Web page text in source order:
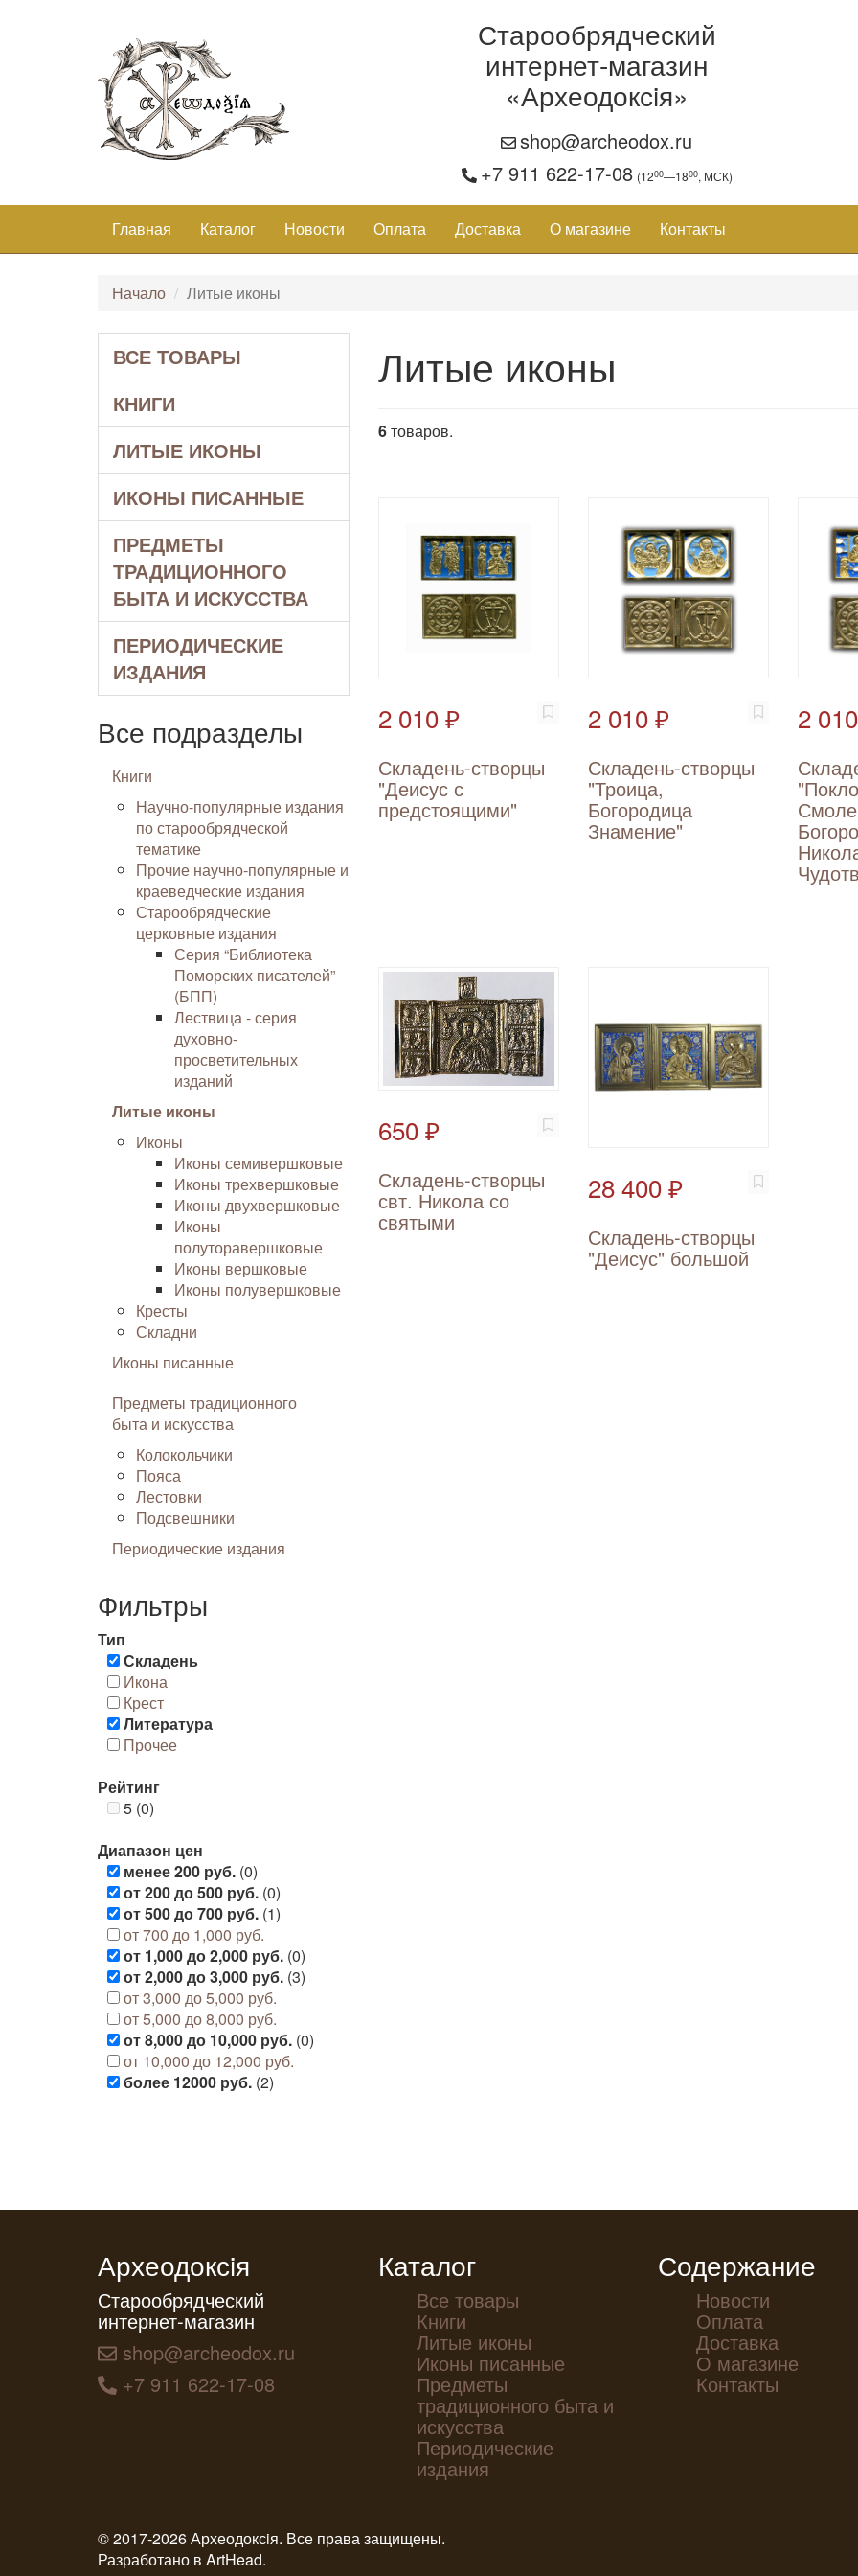
Старообрядческий
интернет-магазин
«Археодоксiя»
shop@archeodox.ru
+7 911 622-17-08 (1200—1800, МСК)
Главная Каталог Новости Оплата Доставка О магазине Контакты
Начало Литые иконы
ВСЕ ТОВАРЫ
КНИГИ
ЛИТЫЕ ИКОНЫ
ИКОНЫ ПИСАННЫЕ
ПРЕДМЕТЫ
ТРАДИЦИОННОГО
БЫТА И ИСКУССТВА
ПЕРИОДИЧЕСКИЕ
ИЗДАНИЯ
Все подразделы
Книги
Научно-популярные издания
по старообрядческой
тематике
Прочие научно-популярные и
краеведческие издания
Старообрядческие
церковные издания
Серия “Библиотека
Поморских писателей”
(БПП)
Лествица - серия
духовно-
просветительных
изданий
Литые иконы
Иконы
Иконы семивершковые
Иконы трехвершковые
Иконы двухвершковые
Иконы
полуторавершковые
Иконы вершковые
Иконы полувершковые
Кресты
Складни
Иконы писанные
Предметы традиционного
быта и искусства
Колокольчики
Пояса
Лестовки
Подсвешники
Периодические издания
Фильтры
Тип
Складень
Икона
Крест
Литература
Прочее
Рейтинг
5 (0)
Диапазон цен
менее 200 руб. (0)
от 200 до 500 руб. (0)
от 500 до 700 руб. (1)
от 700 до 1,000 руб.
от 1,000 до 2,000 руб. (0)
от 2,000 до 3,000 руб. (3)
от 3,000 до 5,000 руб.
от 5,000 до 8,000 руб.
от 8,000 до 10,000 руб. (0)
от 10,000 до 12,000 руб.
более 12000 руб. (2)
Литые иконы
6товаров.
2 010 ₽
Складень-створцы
"Деисус с
предстоящими"
2 010 ₽
Складень-створцы
"Троица,
Богородица
Знамение"
2
650 ₽
Складень-створцы
свт. Никола со
святыми
28 400 ₽
Складень-створцы
"Деисус" большой
Археодоксiя
Старообрядческий
интернет-магазин
shop@archeodox.ru
+7 911 622-17-08
Каталог
Все товары
Книги
Литые иконы
Иконы писанные
Предметы
традиционного быта и
искусства
Периодические
издания
Содержание
Новости
Оплата
Доставка
О магазине
Контакты
© 2017-2026 Археодоксiя. Все права защищены.
Разработано в ArtHead.